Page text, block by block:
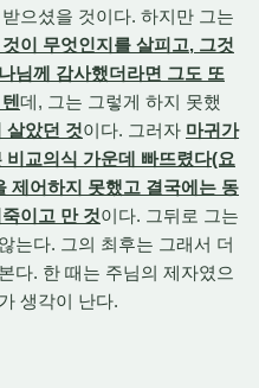
으셨을 것이다. 하지만 그는
이 무엇인지를 살피고, 그것
님께 감사했더라면 그도 또
데, 그는 그렇게 하지 못했
살았던 것이다. 그러자 마귀가
교의식 가운데 빠뜨렸다(요
제어하지 못했고 결국에는 동
이고 만 것이다. 그뒤로 그는
는다. 그의 최후는 그래서 더
다. 한 때는 주님의 제자였으
생각이 난다.